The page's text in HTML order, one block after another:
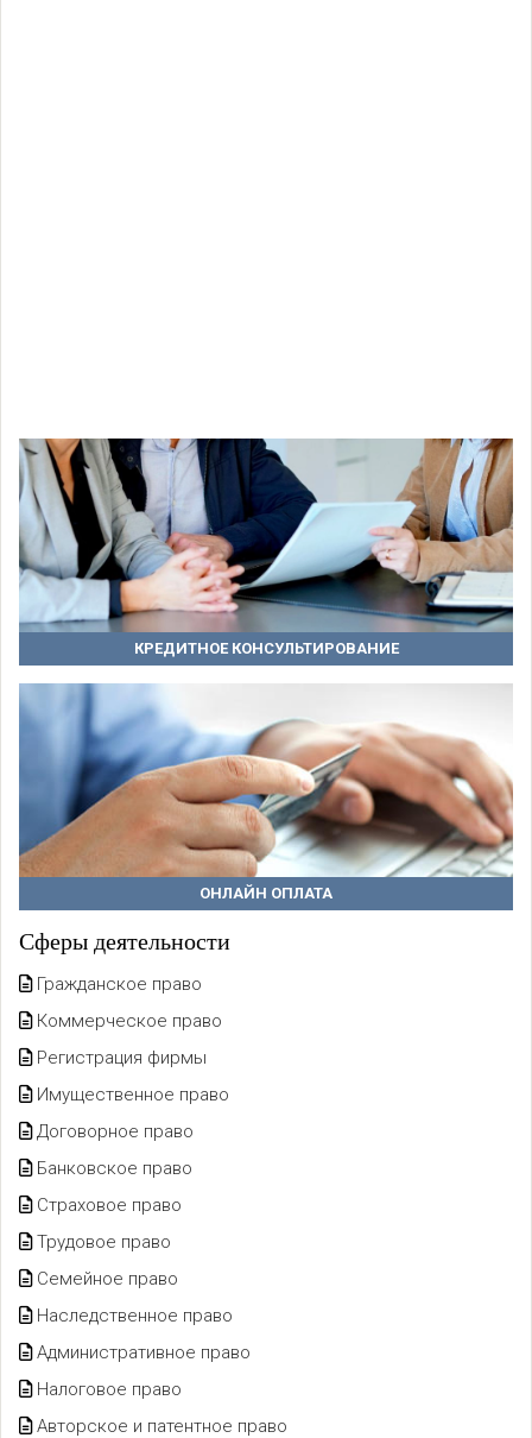
КРЕДИТНОЕ КОНСУЛЬТИРОВАНИЕ
ОНЛАЙН ОПЛАТА
Сферы деятельности
Гражданское право
Коммерческое право
Регистрация фирмы
Имущественное право
Договорное право
Банковское право
Страховое право
Трудовое право
Семейное право
Наследственное право
Административное право
Налоговое право
Авторское и патентное право